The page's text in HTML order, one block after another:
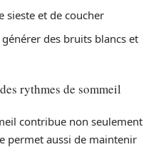
sieste et de coucher
des bruits blancs et
rythmes de sommeil
contribue non seulement
permet aussi de maintenir